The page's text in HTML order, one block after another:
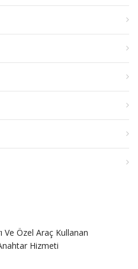
Ve Özel Araç Kullanan
Hizmeti